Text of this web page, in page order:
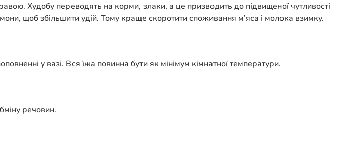
Худобу переводять на корми, злаки, а це призводить до підвищеної чутливості
щоб збільшити удій. Тому краще скоротити споживання м’яса і молока взимку.
у вазі. Вся їжа повинна бути як мінімум кімнатної температури.
речовин.